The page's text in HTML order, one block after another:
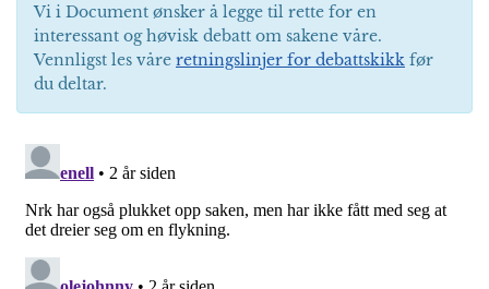
Vi i Document ønsker å legge til rette for en
interessant og høvisk debatt om sakene våre.
Vennligst les våre retningslinjer for debattskikk før
du deltar.